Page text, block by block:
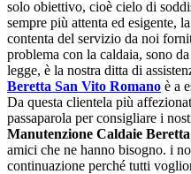
solo obiettivo, cioè cielo di
sempre più attenta ed esigente,
contenta del servizio da noi
problema con la caldaia, sono
legge, è la nostra ditta di
Beretta San Vito Romano è a
Da questa clientela più
passaparola per consigliare i
Manutenzione Caldaie
amici che ne hanno bisogno. i
continuazione perché tutti